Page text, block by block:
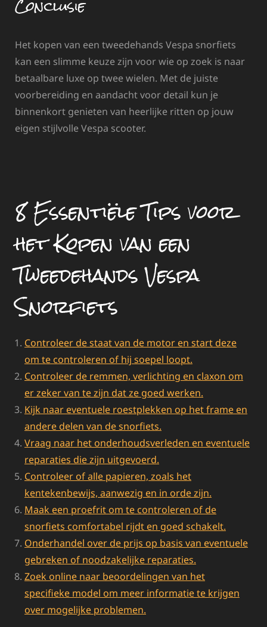
Conclusie
Het kopen van een tweedehands Vespa snorfiets
kan een slimme keuze zijn voor wie op zoek is naar
betaalbare luxe op twee wielen. Met de juiste
voorbereiding en aandacht voor detail kun je
binnenkort genieten van heerlijke ritten op jouw
eigen stijlvolle Vespa scooter.
8 Essentiële Tips voor
het Kopen van een
Tweedehands Vespa
Snorfiets
Controleer de staat van de motor en start deze
om te controleren of hij soepel loopt.
Controleer de remmen, verlichting en claxon om
er zeker van te zijn dat ze goed werken.
Kijk naar eventuele roestplekken op het frame en
andere delen van de snorfiets.
Vraag naar het onderhoudsverleden en eventuele
reparaties die zijn uitgevoerd.
Controleer of alle papieren, zoals het
kentekenbewijs, aanwezig en in orde zijn.
Maak een proefrit om te controleren of de
snorfiets comfortabel rijdt en goed schakelt.
Onderhandel over de prijs op basis van eventuele
gebreken of noodzakelijke reparaties.
Zoek online naar beoordelingen van het
specifieke model om meer informatie te krijgen
over mogelijke problemen.